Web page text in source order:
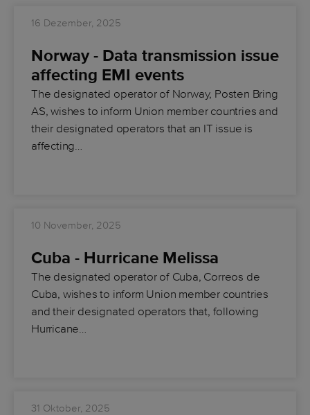
16 Dezember, 2025
Norway - Data transmission issue
affecting EMI events
The designated operator of Norway, Posten Bring
AS, wishes to inform Union member countries and
their designated operators that an IT issue is
affecting…
10 November, 2025
Cuba - Hurricane Melissa
The designated operator of Cuba, Correos de
Cuba, wishes to inform Union member countries
and their designated operators that, following
Hurricane…
31 Oktober, 2025